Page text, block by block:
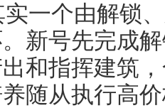
一个由解锁
新号先完成
和指挥建筑
随从执行高